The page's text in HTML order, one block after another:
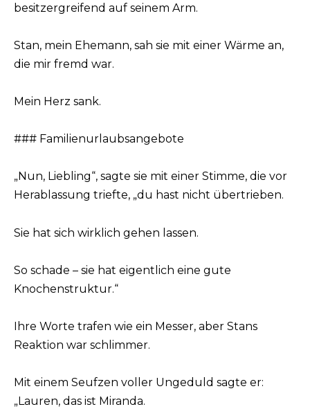
besitzergreifend auf seinem Arm.
Stan, mein Ehemann, sah sie mit einer Wärme an,
die mir fremd war.
Mein Herz sank.
### Familienurlaubsangebote
„Nun, Liebling“, sagte sie mit einer Stimme, die vor
Herablassung triefte, „du hast nicht übertrieben.
Sie hat sich wirklich gehen lassen.
So schade – sie hat eigentlich eine gute
Knochenstruktur.“
Ihre Worte trafen wie ein Messer, aber Stans
Reaktion war schlimmer.
Mit einem Seufzen voller Ungeduld sagte er:
„Lauren, das ist Miranda.